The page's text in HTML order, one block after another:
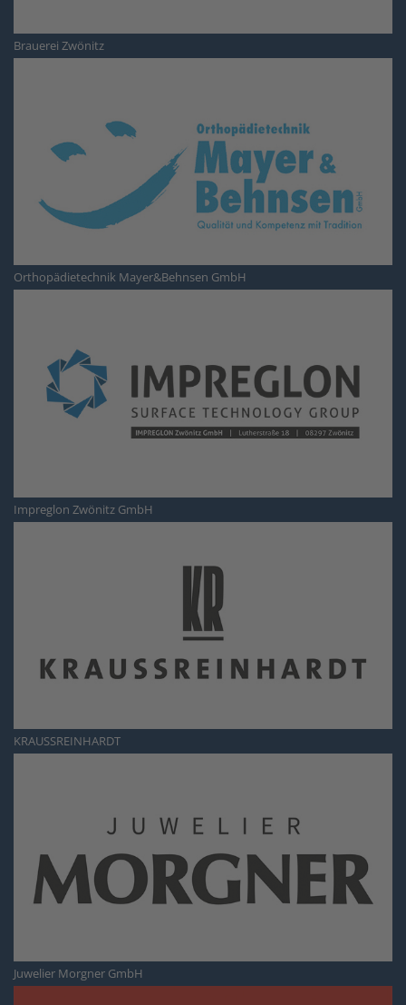
Brauerei Zwönitz
Orthopädietechnik Mayer&Behnsen GmbH
Impreglon Zwönitz GmbH
KRAUSSREINHARDT
Juwelier Morgner GmbH